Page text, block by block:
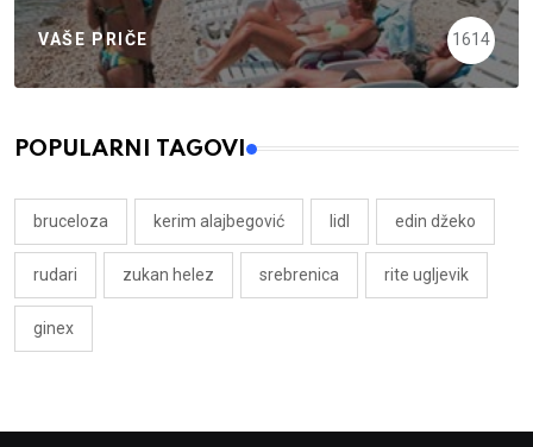
VAŠE PRIČE 1614
POPULARNI TAGOVI
bruceloza kerim alajbegović lidl edin džeko
rudari zukan helez srebrenica rite ugljevik
ginex